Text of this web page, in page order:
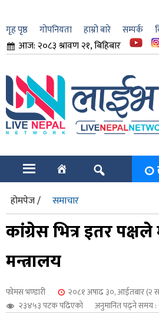
गृह पृष्ठ गोपनियता हाम्रो बारे सम्पर्क
आज: २०८३ श्रावण २१, बिहिबार
होमपेज / समाचार
कांग्रेस भित्र इतर पक्षले
मन्त्रालय
फोमस भण्डारी
२०८१ अषाढ ३०, आईतबार (२
२३४५३ पटक पढिएको
अनुमानित पढ्ने समय :